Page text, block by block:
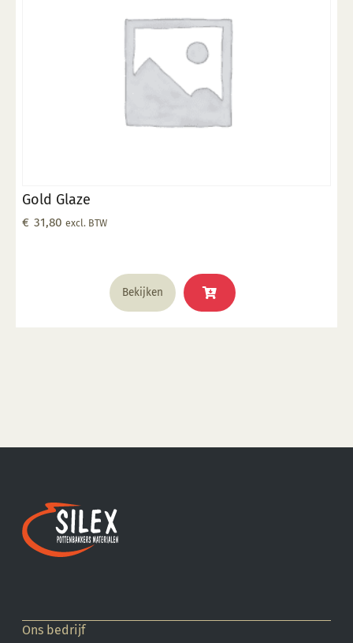
Gold Glaze
€ 31,80 excl. BTW
Bekijken
Ons bedrijf